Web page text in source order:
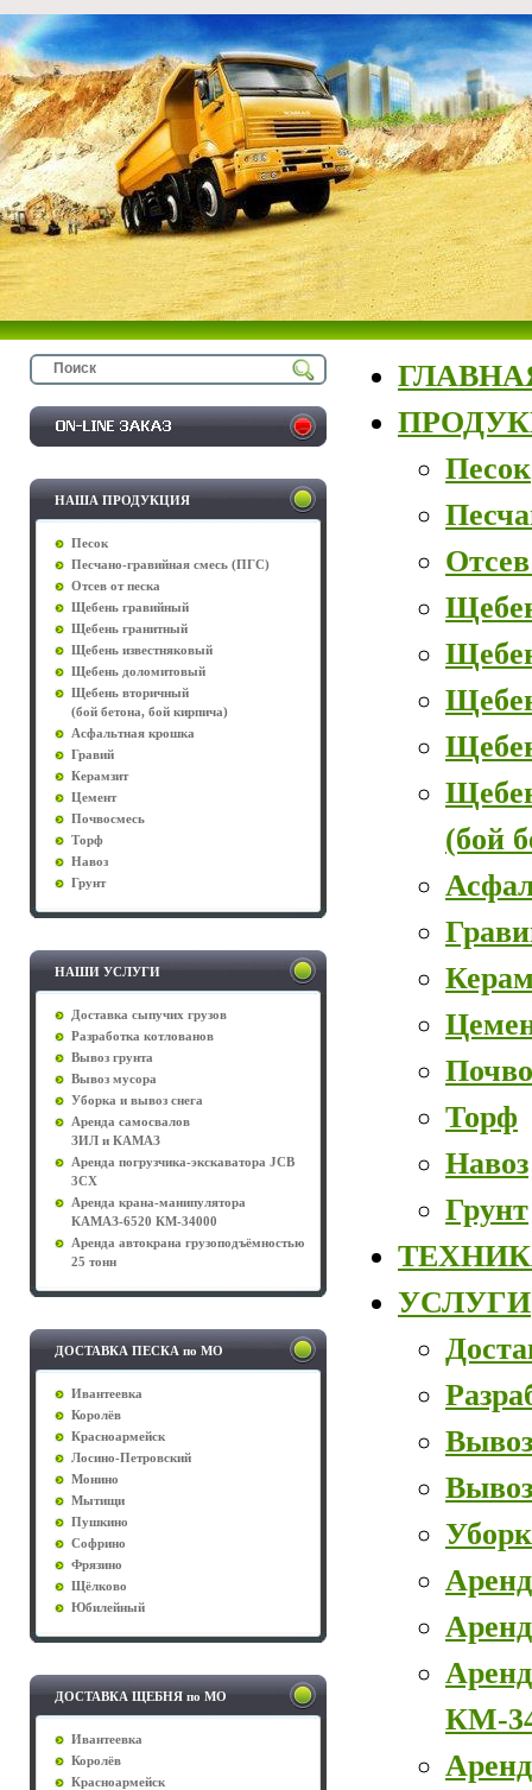
НАША ПРОДУКЦИЯ
Песок
Песчано-гравийная смесь (ПГС)
Отсев от песка
Щебень гравийный
Щебень гранитный
Щебень известняковый
Щебень доломитовый
Щебень вторичный
(бой бетона, бой кирпича)
Асфальтная крошка
Гравий
Керамзит
Цемент
Почвосмесь
Торф
Навоз
Грунт
НАШИ УСЛУГИ
Доставка сыпучих грузов
Разработка котлованов
Вывоз грунта
Вывоз мусора
Уборка и вывоз снега
Аренда самосвалов
ЗИЛ и КАМАЗ
Аренда погрузчика-экскаватора JCB
3CX
Аренда крана-манипулятора
КАМАЗ-6520 КМ-34000
Аренда автокрана грузоподъёмностью
25 тонн
ДОСТАВКА ПЕСКА по МО
Ивантеевка
Королёв
Красноармейск
Лосино-Петровский
Монино
Мытищи
Пушкино
Софрино
Фрязино
Щёлково
Юбилейный
ДОСТАВКА ЩЕБНЯ по МО
Ивантеевка
Королёв
Красноармейск
Песок
(бой
Торф
Навоз
Грунт
УСЛУГИ
КМ-